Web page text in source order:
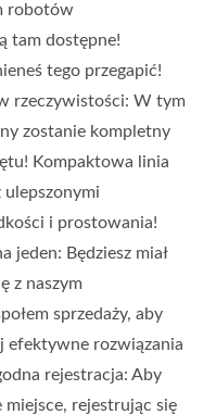
robotów
tam dostępne!
tego przegapić!
rzeczywistości: W tym
zostanie kompletny
Kompaktowa linia
ulepszonymi
i prostowania!
jeden: Będziesz miał
z naszym
sprzedaży, aby
efektywne rozwiązania
rejestracja: Aby
miejsce, rejestrując się